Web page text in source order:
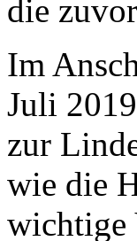
die
Im
Juli
zur
wie die
wichtige